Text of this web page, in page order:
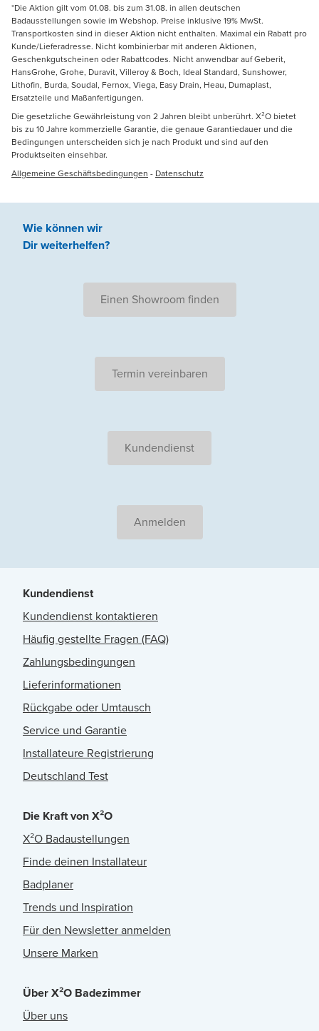
*Die Aktion gilt vom 01.08. bis zum 31.08. in allen deutschen
Badausstellungen sowie im Webshop. Preise inklusive 19% MwSt.
Transportkosten sind in dieser Aktion nicht enthalten. Maximal ein Rabatt pro
Kunde/Lieferadresse. Nicht kombinierbar mit anderen Aktionen,
Geschenkgutscheinen oder Rabattcodes. Nicht anwendbar auf Geberit,
HansGrohe, Grohe, Duravit, Villeroy & Boch, Ideal Standard, Sunshower,
Lithofin, Burda, Soudal, Fernox, Viega, Easy Drain, Heau, Dumaplast,
Ersatzteile und Maßanfertigungen.
Die gesetzliche Gewährleistung von 2 Jahren bleibt unberührt. X²O bietet
bis zu 10 Jahre kommerzielle Garantie, die genaue Garantiedauer und die
Bedingungen unterscheiden sich je nach Produkt und sind auf den
Produktseiten einsehbar.
Allgemeine Geschäftsbedingungen - Datenschutz
Wie können wir
Dir weiterhelfen?
Einen Showroom finden
Termin vereinbaren
Kundendienst
Anmelden
Kundendienst
Kundendienst kontaktieren
Häufig gestellte Fragen (FAQ)
Zahlungsbedingungen
Lieferinformationen
Rückgabe oder Umtausch
Service und Garantie
Installateure Registrierung
Deutschland Test
Die Kraft von X²O
X²O Badaustellungen
Finde deinen Installateur
Badplaner
Trends und Inspiration
Für den Newsletter anmelden
Unsere Marken
Über X²O Badezimmer
Über uns